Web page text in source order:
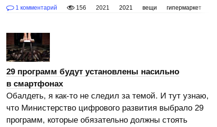
1 комментарий 156 2021 2021 вещи гипермаркет
29 программ будут установлены насильно
в смартфонах
Обалдеть, я как-то не следил за темой. И тут узнаю,
что Министерство цифрового развития выбрало 29
программ, которые обязательно должны стоять